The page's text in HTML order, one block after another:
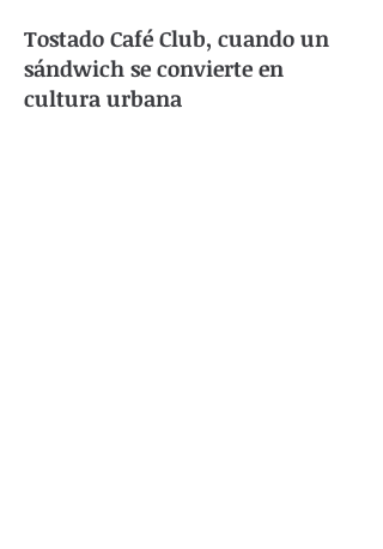
Tostado Café Club, cuando un
sándwich se convierte en
cultura urbana